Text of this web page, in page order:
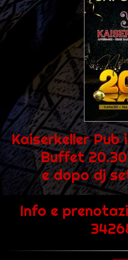
Kaiserkeller Pub
Buffet
e dopo dj
Info e